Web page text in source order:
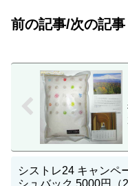
前の記事/次の記事
シストレ24 キャンペ
シュバック 5000円（